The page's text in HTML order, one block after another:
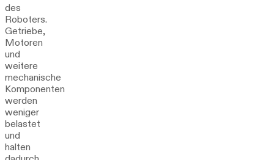
des
Roboters.
Getriebe,
Motoren
und
weitere
mechanische
Komponenten
werden
weniger
belastet
und
halten